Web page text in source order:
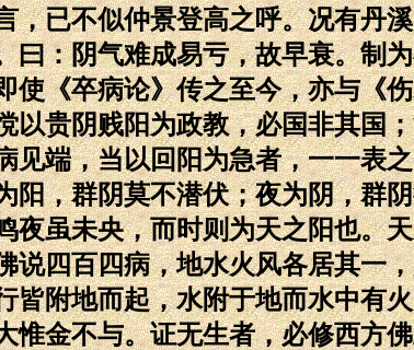
，已不似仲景登高之呼。况有丹
曰：阴气难成易亏，故早衰。制
使《卒病论》传之至今，亦与《
以贵阴贱阳为政教，必国非其国
见端，当以回阳为急者，一一表
阳，群阴莫不潜伏；夜为阴，群
夜虽未央，而时则为天之阳也。
说四百四病，地水火风各居其一
皆附地而起，水附于地而水中有
惟金不与。证无生者，必修西方